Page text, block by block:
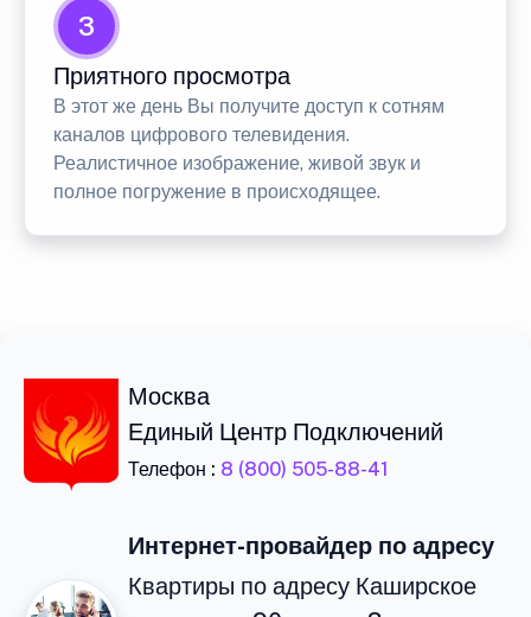
3
Приятного просмотра
В этот же день Вы получите доступ к сотням
каналов цифрового телевидения.
Реалистичное изображение, живой звук и
полное погружение в происходящее.
Москва
Единый Центр Подключений
Телефон : 8 (800) 505-88-41
Интернет-провайдер по адресу
Квартиры по адресу Каширское